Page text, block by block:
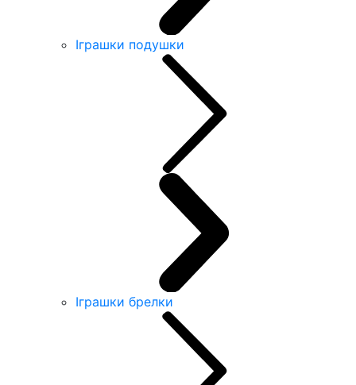
Іграшки подушки
Іграшки брелки